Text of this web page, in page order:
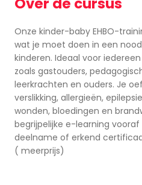
Onze kinder-baby EHBO-
wat je moet doen in een
kinderen. Ideaal voor
zoals gastouders,
leerkrachten en ouders. Je
verslikking, allergieën,
wonden, bloedingen en
begrijpelijke e-learning vooraf
deelname of erkend
( meerprijs)